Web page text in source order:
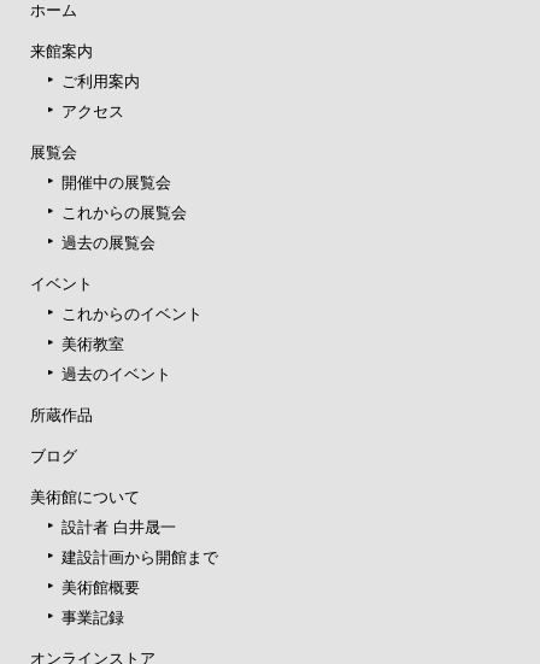
ホーム
来館案内
ご利用案内
アクセス
展覧会
開催中の展覧会
これからの展覧会
過去の展覧会
イベント
これからのイベント
美術教室
過去のイベント
所蔵作品
ブログ
美術館について
設計者 白井晟一
建設計画から開館まで
美術館概要
事業記録
オンラインストア